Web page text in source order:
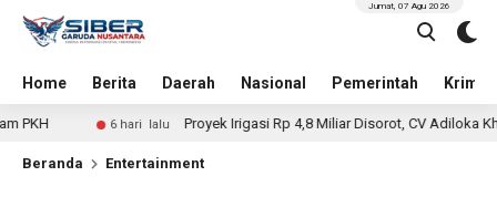
Home Berita Daerah Nasional Pemerintah
Jumat, 07 Agu 2026
6 hari lalu Proyek Irigasi Rp 4,8 Miliar Disorot, CV Adiloka Khatulistiwa
Beranda Entertainment